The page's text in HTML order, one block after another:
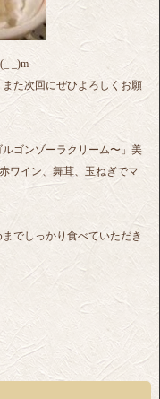
_)m
た次回にぜひよろしくお願
ゴンゾーラクリーム〜」美
ワイン、舞茸、玉ねぎでマ
でしっかり食べていただき